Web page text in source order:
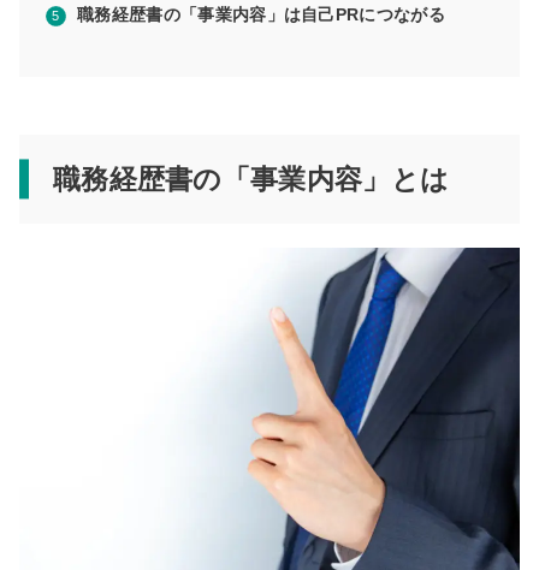
職務経歴書の「事業内容」は自己PRにつながる
職務経歴書の「事業内容」とは